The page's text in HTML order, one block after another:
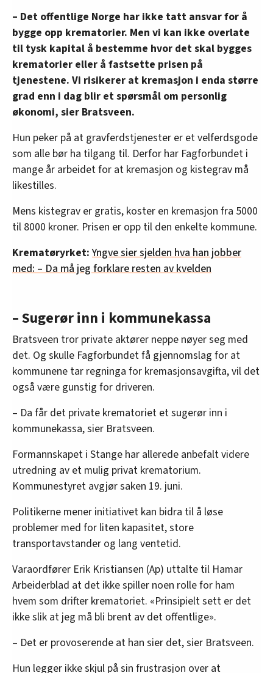
– Det offentlige Norge har ikke tatt ansvar for å
bygge opp krematorier. Men vi kan ikke overlate
til tysk kapital å bestemme hvor det skal bygges
krematorier eller å fastsette prisen på
tjenestene. Vi risikerer at kremasjon i enda større
grad enn i dag blir et spørsmål om personlig
økonomi, sier Bratsveen.
Hun peker på at gravferdstjenester er et velferdsgode
som alle bør ha tilgang til. Derfor har Fagforbundet i
mange år arbeidet for at kremasjon og kistegrav må
likestilles.
Mens kistegrav er gratis, koster en kremasjon fra 5000
til 8000 kroner. Prisen er opp til den enkelte kommune.
Krematøryrket: Yngve sier sjelden hva han jobber
med: – Da må jeg forklare resten av kvelden
– Sugerør inn i kommunekassa
Bratsveen tror private aktører neppe nøyer seg med
det. Og skulle Fagforbundet få gjennomslag for at
kommunene tar regninga for kremasjonsavgifta, vil det
også være gunstig for driveren.
– Da får det private krematoriet et sugerør inn i
kommunekassa, sier Bratsveen.
Formannskapet i Stange har allerede anbefalt videre
utredning av et mulig privat krematorium.
Kommunestyret avgjør saken 19. juni.
Politikerne mener initiativet kan bidra til å løse
problemer med for liten kapasitet, store
transportavstander og lang ventetid.
Varaordfører Erik Kristiansen (Ap) uttalte til Hamar
Arbeiderblad at det ikke spiller noen rolle for ham
hvem som drifter krematoriet. «Prinsipielt sett er det
ikke slik at jeg må bli brent av det offentlige».
– Det er provoserende at han sier det, sier Bratsveen.
Hun legger ikke skjul på sin frustrasjon over at